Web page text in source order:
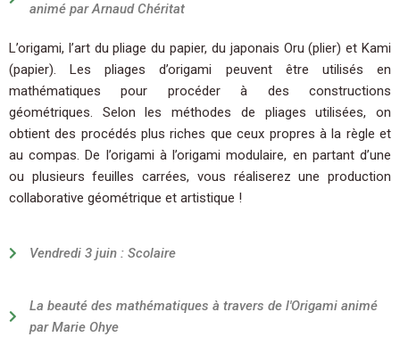
animé par Arnaud Chéritat
L’origami, l’art du pliage du papier, du japonais Oru (plier) et Kami
(papier). Les pliages d’origami peuvent être utilisés en
mathématiques pour procéder à des constructions
géométriques. Selon les méthodes de pliages utilisées, on
obtient des procédés plus riches que ceux propres à la règle et
au compas. De l’origami à l’origami modulaire, en partant d’une
ou plusieurs feuilles carrées, vous réaliserez une production
collaborative géométrique et artistique !
Vendredi 3 juin : Scolaire
La beauté des mathématiques à travers de l'Origami animé
par Marie Ohye